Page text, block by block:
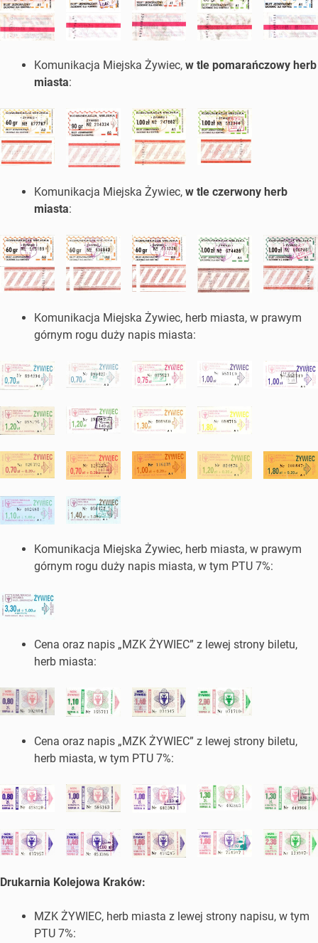
Komunikacja Miejska Żywiec, w tle pomarańczowy herb
miasta:
Komunikacja Miejska Żywiec, w tle czerwony herb
miasta:
Komunikacja Miejska Żywiec, herb miasta, w prawym
górnym rogu duży napis miasta:
Komunikacja Miejska Żywiec, herb miasta, w prawym
górnym rogu duży napis miasta, w tym PTU 7%:
Cena oraz napis „MZK ŻYWIEC” z lewej strony biletu,
herb miasta:
Cena oraz napis „MZK ŻYWIEC” z lewej strony biletu,
herb miasta, w tym PTU 7%:
Drukarnia Kolejowa Kraków:
MZK ŻYWIEC, herb miasta z lewej strony napisu, w tym
PTU 7%: